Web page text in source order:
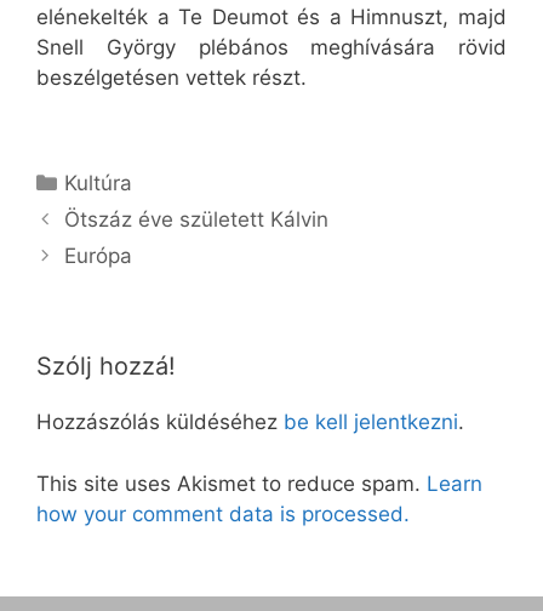
elénekelték a Te Deumot és a Himnuszt, majd
Snell György plébános meghívására rövid
beszélgetésen vettek részt.
Kategória
Kultúra
Ötszáz éve született Kálvin
Európa
Szólj hozzá!
Hozzászólás küldéséhez be kell jelentkezni.
This site uses Akismet to reduce spam. Learn
how your comment data is processed.